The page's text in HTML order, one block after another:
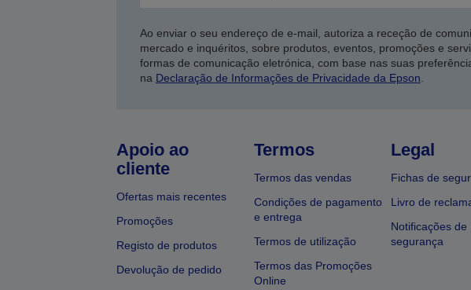
Ao enviar o seu endereço de e-mail, autoriza a receção de
mercado e inquéritos, sobre produtos, eventos, promoções e
formas de comunicação eletrónica, com base nas suas
na Declaração de Informações de Privacidade da Epson
Apoio ao
cliente
Ofertas mais recentes
Promoções
Registo de produtos
Devolução de pedido
Termos
Termos das vendas
Condições de pagamento
e entrega
Termos de utilização
Termos das Promoções
Online
Legal
Fichas de
Livro de
Notificações de
segurança